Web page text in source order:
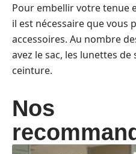
Pour embellir votre tenue
il est nécessaire que vous
accessoires. Au nombre
avez le sac, les lunettes de
ceinture.
Nos